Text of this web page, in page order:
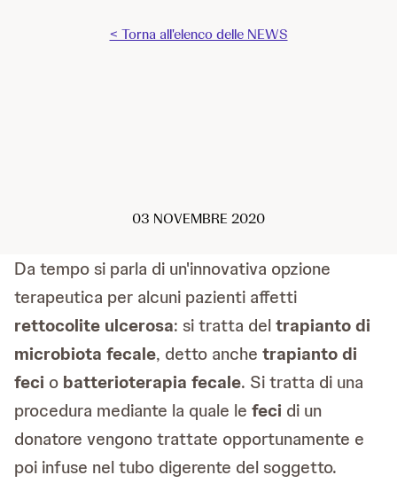
< Torna all'elenco delle NEWS
03 NOVEMBRE 2020
Da tempo si parla di un'innovativa opzione
terapeutica per alcuni pazienti affetti
rettocolite ulcerosa: si tratta deltrapianto di
microbiota fecale, detto anche trapianto di
feci o batterioterapia fecale. Si tratta di una
procedura mediante la quale le feci di un
donatore vengono trattate opportunamente e
poi infuse nel tubo digerente del soggetto.